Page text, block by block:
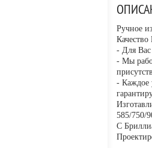
Ручное
- Для Вас
- Мы
- Каждое
585/750/
С